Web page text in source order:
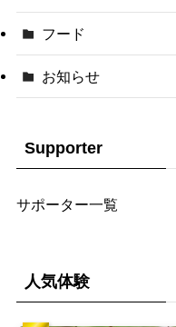
フード
お知らせ
Supporter
サポーター一覧
人気体験